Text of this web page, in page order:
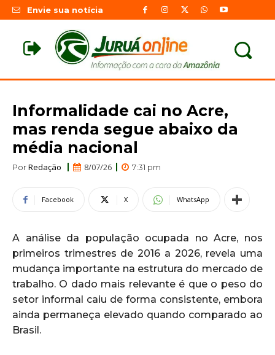
Envie sua notícia
Informalidade cai no Acre,
mas renda segue abaixo da
média nacional
PorRedação 8/07/26 7:31 pm
Facebook X WhatsApp
A análise da população ocupada no Acre, nos
primeiros trimestres de 2016 a 2026, revela uma
mudança importante na estrutura do mercado de
trabalho. O dado mais relevante é que o peso do
setor informal caiu de forma consistente, embora
ainda permaneça elevado quando comparado ao
Brasil.